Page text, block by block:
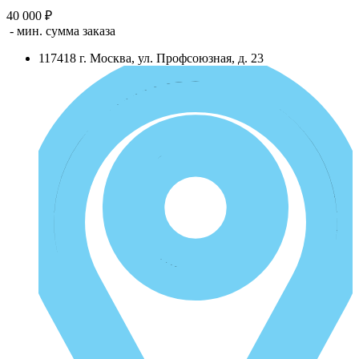
40 000 ₽
- мин. сумма заказа
117418 г. Москва, ул. Профсоюзная, д. 23